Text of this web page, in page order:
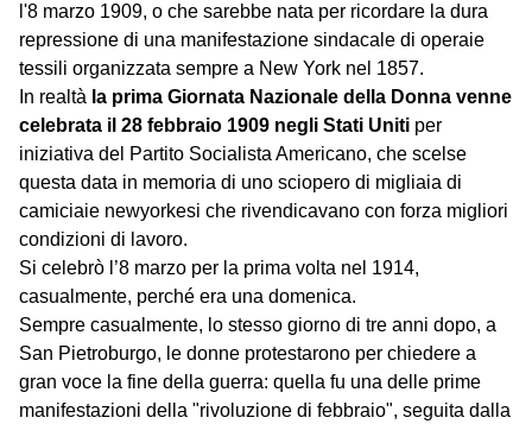
l'8 marzo 1909, o che sarebbe nata per ricordare la dura
repressione di una manifestazione sindacale di operaie
tessili organizzata sempre a New York nel 1857.
In realtà la prima Giornata Nazionale della Donna venne
celebrata il 28 febbraio 1909 negli Stati Uniti per
iniziativa del Partito Socialista Americano, che scelse
questa data in memoria di uno sciopero di migliaia di
camiciaie newyorkesi che rivendicavano con forza migliori
condizioni di lavoro.
Si celebrò l’8 marzo per la prima volta nel 1914,
casualmente, perché era una domenica.
Sempre casualmente, lo stesso giorno di tre anni dopo, a
San Pietroburgo, le donne protestarono per chiedere a
gran voce la fine della guerra: quella fu una delle prime
manifestazioni della "rivoluzione di febbraio", seguita dalla